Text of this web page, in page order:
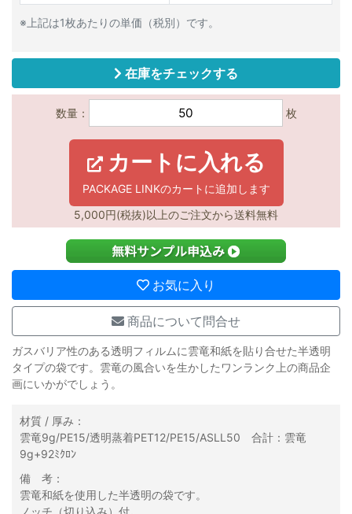
※上記は1枚あたりの単価（税別）です。
在庫をチェックする
数量： 枚
カートに入れる
PACKAGE LINKのカートに追加します
5,000円(税抜)以上のご注文から送料無料
お気に入り
商品について問合せ
ガスバリア性のある透明フィルムに雲竜和紙を貼り合せた半透明
タイプの袋です。雲竜の風合いを生かしたワンランク上の商品企
画にいかがでしょう。
材質 / 厚み：
雲竜9g/PE15/透明蒸着PET12/PE15/ASLL50 合計：雲竜
9g+92ﾐｸﾛﾝ
備 考：
雲竜和紙を使用した半透明の袋です。
ノッチ（切り込み）付。